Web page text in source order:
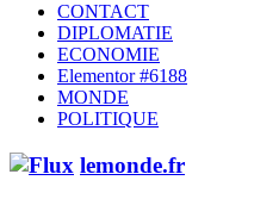
CONTACT
DIPLOMATIE
ECONOMIE
Elementor #6188
MONDE
POLITIQUE
lemonde.fr